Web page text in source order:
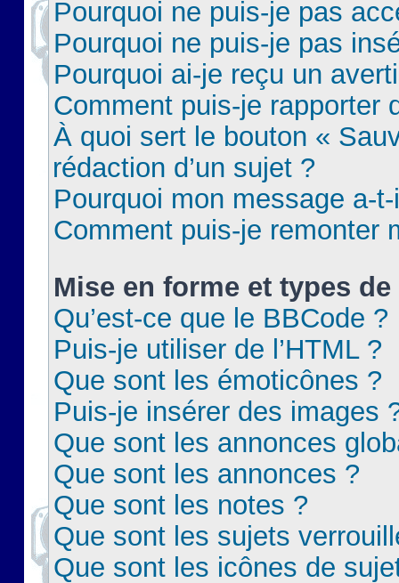
Pourquoi ne puis-je pas
Pourquoi ne puis-je pas
Pourquoi ai-je reçu un
Comment puis-je rapporter
À quoi sert le bouton «
rédaction d’un sujet ?
Pourquoi mon message a-
Comment puis-je remonter
Mise en forme et types
Qu’est-ce que le BBCode ?
Puis-je utiliser de l’HTML ?
Que sont les émoticônes ?
Puis-je insérer des images
Que sont les annonces
Que sont les annonces ?
Que sont les notes ?
Que sont les sujets
Que sont les icônes de